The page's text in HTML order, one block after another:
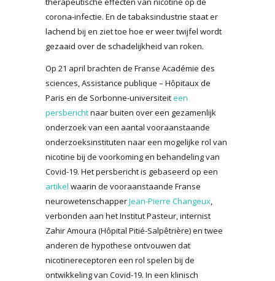
corona-infectie. En de tabaksindustrie staat er
lachend bij en ziet toe hoe er weer twijfel wordt
gezaaid over de schadelijkheid van roken.
Op 21 april brachten de Franse Académie des
sciences, Assistance publique – Hôpitaux de
Paris en de Sorbonne-universiteiteen
persberichtnaar buiten over een gezamenlijk
onderzoek van een aantal vooraanstaande
onderzoeksinstituten naar een mogelijke rol van
nicotine bij de voorkoming en behandeling van
Covid-19. Het persbericht is gebaseerd op een
artikel waarin de vooraanstaande Franse
neurowetenschapperJean-Pierre Changeux,
verbonden aan het Institut Pasteur, internist
Zahir Amoura (Hôpital Pitié-Salpêtrière) en twee
anderen de hypothese ontvouwen dat
nicotinereceptoren een rol spelen bij de
ontwikkeling van Covid-19. In een klinisch